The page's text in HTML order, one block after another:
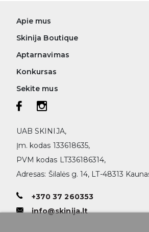
Apie mus
Skinija Boutique
Aptarnavimas
Konkursas
Sekite mus
UAB SKINIJA,
Įm. kodas 133618635,
PVM kodas LT336186314,
Adresas: Šilalės g. 14, LT-48313
+370 37 260353
info@skinija.lt